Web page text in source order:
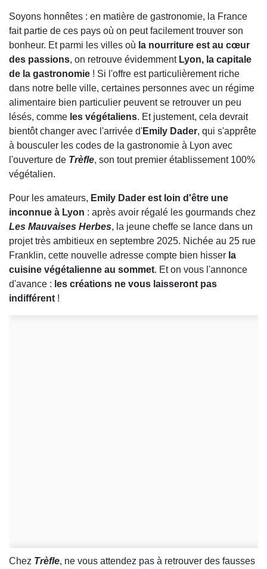
Soyons honnêtes : en matière de gastronomie, la France
fait partie de ces pays où on peut facilement trouver son
bonheur. Et parmi les villes où la nourriture est au cœur
des passions, on retrouve évidemment Lyon, la capitale
de la gastronomie ! Si l'offre est particulièrement riche
dans notre belle ville, certaines personnes avec un régime
alimentaire bien particulier peuvent se retrouver un peu
lésés, comme les végétaliens. Et justement, cela devrait
bientôt changer avec l'arrivée d'Emily Dader, qui s'apprête
à bousculer les codes de la gastronomie à Lyon avec
l'ouverture de Trèfle, son tout premier établissement 100%
végétalien.
Pour les amateurs, Emily Dader est loin d'être une
inconnue à Lyon : après avoir régalé les gourmands chez
Les Mauvaises Herbes, la jeune cheffe se lance dans un
projet très ambitieux en septembre 2025. Nichée au 25 rue
Franklin, cette nouvelle adresse compte bien hisser la
cuisine végétalienne au sommet. Et on vous l'annonce
d'avance : les créations ne vous laisseront pas
indifférent !
Chez Trèfle, ne vous attendez pas à retrouver des fausses